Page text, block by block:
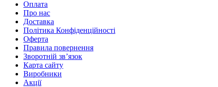
Оплата
Про нас
Доставка
Політика Конфіденційності
Оферта
Правила повернення
Зворотній зв’язок
Карта сайту
Виробники
Акції